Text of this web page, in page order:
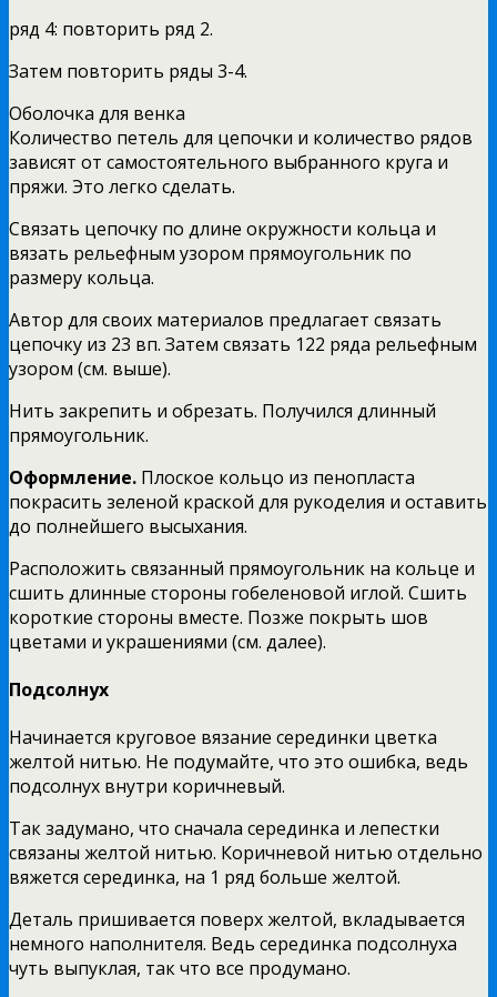
ряд 4: повторить ряд 2.
Затем повторить ряды 3-4.
Оболочка для венка
Количество петель для цепочки и количество рядов
зависят от самостоятельного выбранного круга и
пряжи. Это легко сделать.
Связать цепочку по длине окружности кольца и
вязать рельефным узором прямоугольник по
размеру кольца.
Автор для своих материалов предлагает связать
цепочку из 23 вп. Затем связать 122 ряда рельефным
узором (см. выше).
Нить закрепить и обрезать. Получился длинный
прямоугольник.
Оформление. Плоское кольцо из пенопласта
покрасить зеленой краской для рукоделия и оставить
до полнейшего высыхания.
Расположить связанный прямоугольник на кольце и
сшить длинные стороны гобеленовой иглой. Сшить
короткие стороны вместе. Позже покрыть шов
цветами и украшениями (см. далее).
Подсолнух
Начинается круговое вязание серединки цветка
желтой нитью. Не подумайте, что это ошибка, ведь
подсолнух внутри коричневый.
Так задумано, что сначала серединка и лепестки
связаны желтой нитью. Коричневой нитью отдельно
вяжется серединка, на 1 ряд больше желтой.
Деталь пришивается поверх желтой, вкладывается
немного наполнителя. Ведь серединка подсолнуха
чуть выпуклая, так что все продумано.